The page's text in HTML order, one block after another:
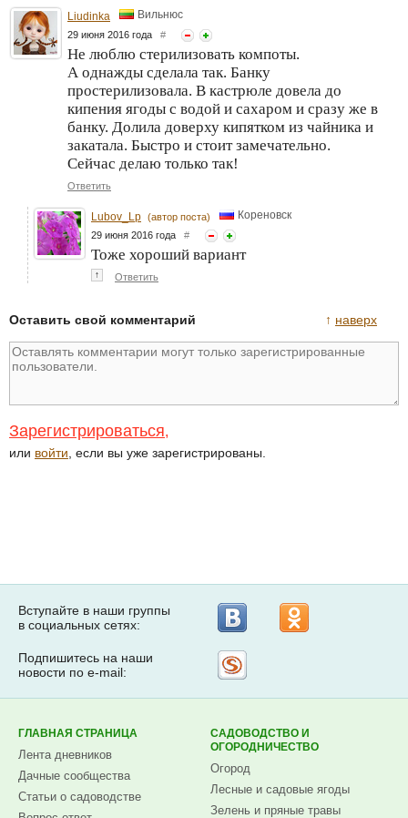
Liudinka Вильнюс
29 июня 2016 года #
Не люблю стерилизовать компоты.
А однажды сделала так. Банку
простерилизовала. В кастрюле довела до
кипения ягоды с водой и сахаром и сразу же в
банку. Долила доверху кипятком из чайника и
закатала. Быстро и стоит замечательно.
Сейчас делаю только так!
Ответить
Lubov_Lp (автор поста) Кореновск
29 июня 2016 года #
Тоже хороший вариант
↑ Ответить
↑ наверх
Оставить свой комментарий
Зарегистрироваться,
или войти , если вы уже зарегистрированы.
Вступайте в наши группы
в социальных сетях:
Подпишитесь на наши
новости по e-mail:
ГЛАВНАЯ СТРАНИЦА
Лента дневников
Дачные сообщества
Статьи о садоводстве
САДОВОДСТВО И
ОГОРОДНИЧЕСТВО
Огород
Лесные и садовые ягоды
Зелень и пряные травы